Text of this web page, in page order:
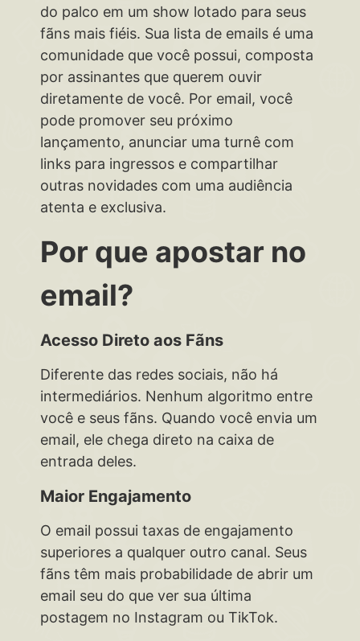
do palco em um show lotado para seus
fãns mais fiéis. Sua lista de emails é uma
comunidade que você possui, composta
por assinantes que querem ouvir
diretamente de você. Por email, você
pode promover seu próximo
lançamento, anunciar uma turnê com
links para ingressos e compartilhar
outras novidades com uma audiência
atenta e exclusiva.
Por que apostar no
email?
Acesso Direto aos Fãns
Diferente das redes sociais, não há
intermediários. Nenhum algoritmo entre
você e seus fãns. Quando você envia um
email, ele chega direto na caixa de
entrada deles.
Maior Engajamento
O email possui taxas de engajamento
superiores a qualquer outro canal. Seus
fãns têm mais probabilidade de abrir um
email seu do que ver sua última
postagem no Instagram ou TikTok.